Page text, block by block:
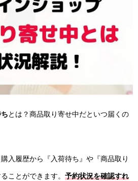
とは？商品取り寄せ中だといつ届くの
入履歴から『入荷待ち』や『商品取り
ことができます。 予約状況を確認すれ